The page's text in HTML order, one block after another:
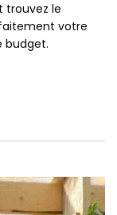
trouvez le
votre
budget.